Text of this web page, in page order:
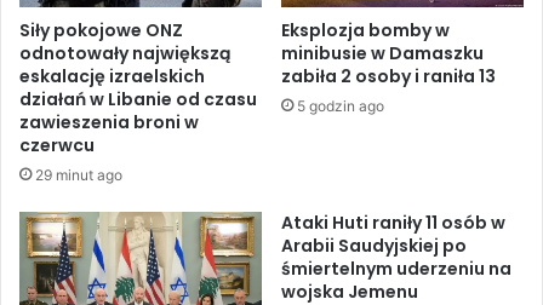
b
u
c
h
w
y
h
w
e
d
s
l
a
r
e
m
Siły pokojowe ONZ
odnotowały największą
eskalację izraelskich
działań w Libanie od czasu
zawieszenia broni w
czerwcu
29 minut ago
Eksplozja bomby w
minibusie w Damaszku
zabiła 2 osoby i raniła 13
5 godzin ago
Ataki Huti raniły 11 osób w
Arabii Saudyjskiej po
śmiertelnym uderzeniu na
wojska Jemenu